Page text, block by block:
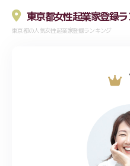
東京都女性起業家登録
東京都の人気女性起業家登録ランキング